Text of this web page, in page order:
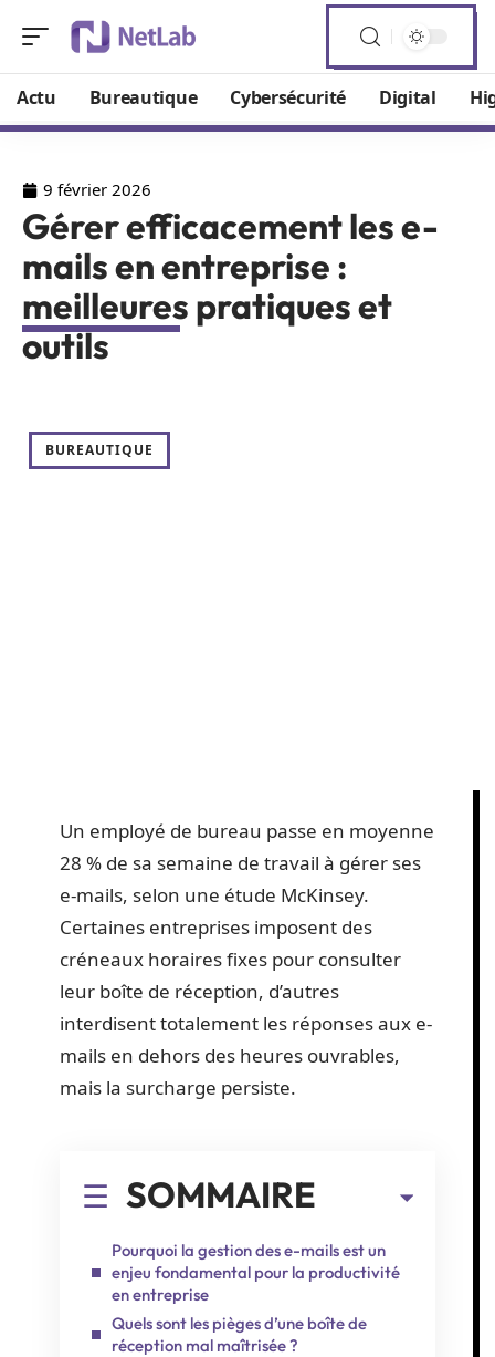
Actu Bureautique Cybersécurité Digital
9 février 2026
Gérer efficacement les e-
mails en entreprise :
meilleures pratiques et
outils
BUREAUTIQUE
Un employé de bureau passe en moyenne
28 % de sa semaine de travail à gérer ses
e-mails, selon une étude McKinsey.
Certaines entreprises imposent des
créneaux horaires fixes pour consulter
leur boîte de réception, d’autres
interdisent totalement les réponses aux e-
mails en dehors des heures ouvrables,
mais la surcharge persiste.
SOMMAIRE
Pourquoi la gestion des e-mails est un
enjeu fondamental pour la productivité
en entreprise
Quels sont les pièges d’une boîte de
réception mal maîtrisée ?